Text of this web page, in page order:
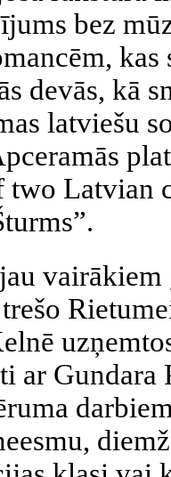
bez
kas
devās, kā
latviešu
two Latvian
ar Gundara